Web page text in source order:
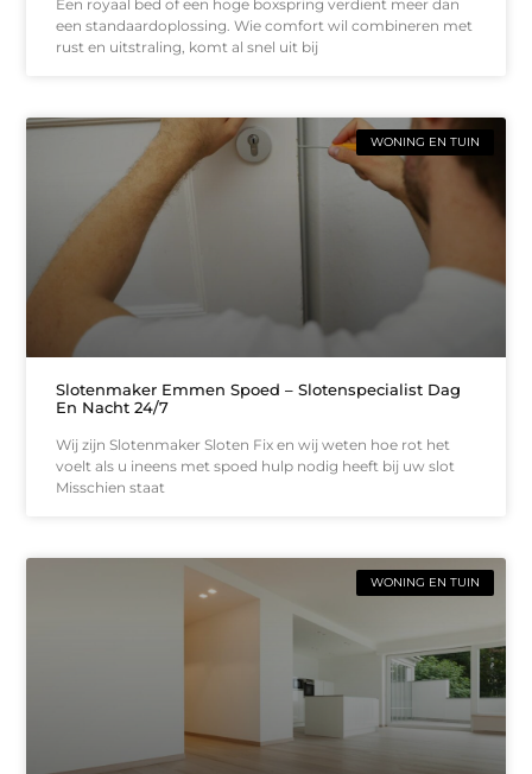
Een royaal bed of een hoge boxspring verdient meer dan
een standaardoplossing. Wie comfort wil combineren met
rust en uitstraling, komt al snel uit bij
WONING EN TUIN
Slotenmaker Emmen Spoed – Slotenspecialist Dag
En Nacht 24/7
Wij zijn Slotenmaker Sloten Fix en wij weten hoe rot het
voelt als u ineens met spoed hulp nodig heeft bij uw slot
Misschien staat
WONING EN TUIN